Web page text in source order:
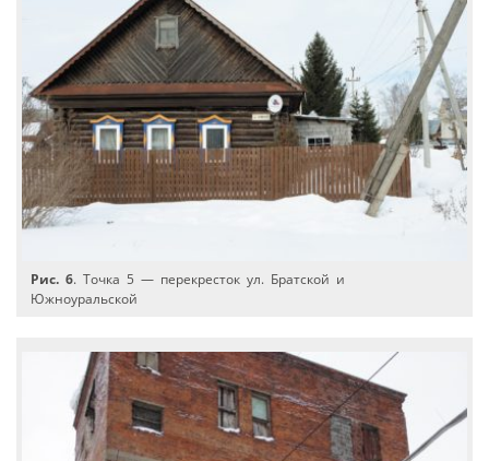
Рис. 6. Точка 5 — перекресток ул. Братской и
Южноуральской